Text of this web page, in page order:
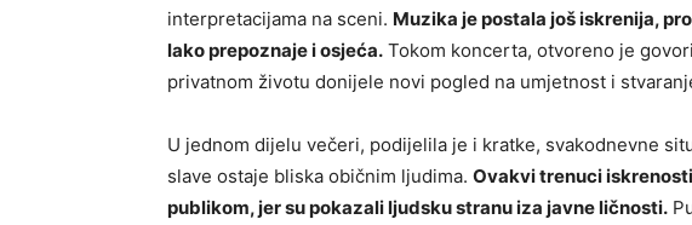
interpretacijama na sceni. Muzika je postala još iskrenija,
lako prepoznaje i osjeća. Tokom koncerta, otvoreno je
privatnom životu donijele novi pogled na umjetnost i
U jednom dijelu večeri, podijelila je i kratke, svakodnevne
slave ostaje bliska običnim ljudima. Ovakvi trenuci
publikom, jer su pokazali ljudsku stranu iza javne ličnosti.